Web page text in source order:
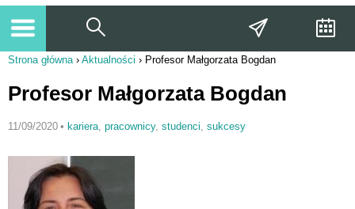
Strona główna› Aktualności › Profesor Małgorzata Bogdan
Profesor Małgorzata Bogdan
11/09/2020 • kariera, pracownicy, studenci, sukcesy